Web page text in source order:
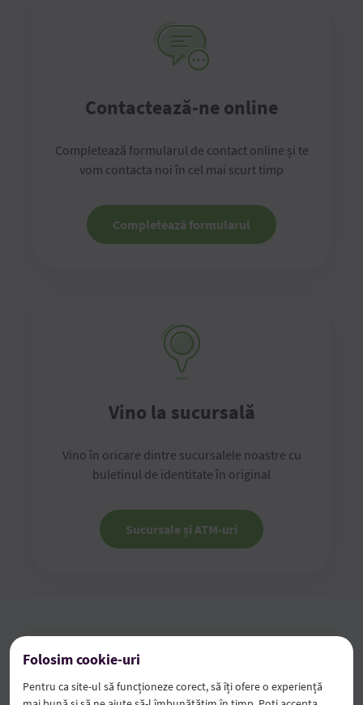
Contactează-ne online
Completează formularul de contact online și te
vom contacta noi în cel mai scurt timp
Completează formularul
Vino la sucursală
Vino în oricare dintre sucursalele noastre cu
buletinul de identitate în original
Sucursale și ATM-uri
Folosim cookie-uri
Pentru ca site-ul să funcționeze corect, să îți ofere o experiență